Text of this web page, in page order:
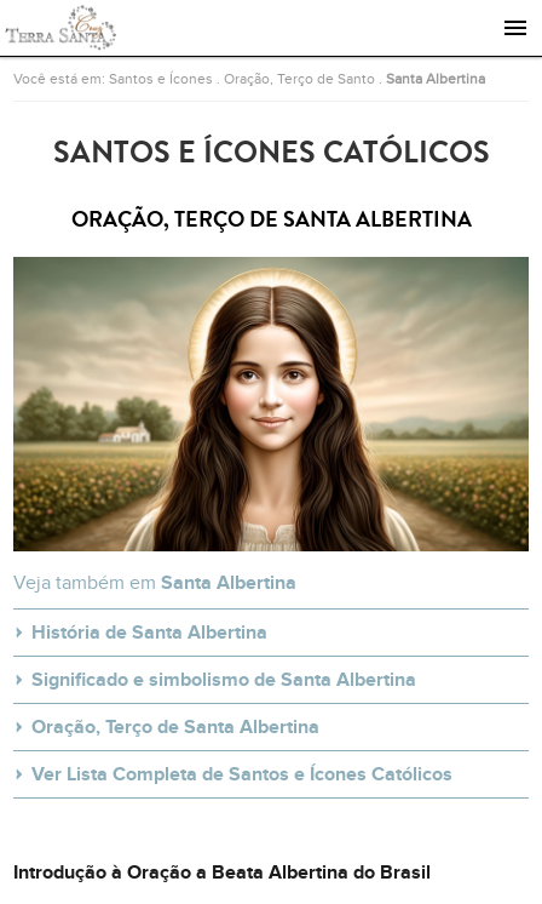
Ir para a página inicial
Você está em:Santos e Ícones .Oração, Terço de Santo .Santa Albertina
SANTOS E ÍCONES CATÓLICOS
ORAÇÃO, TERÇO DE SANTA ALBERTINA
Veja também emSanta Albertina
História de Santa Albertina
Significado e simbolismo de Santa Albertina
Oração, Terço de Santa Albertina
Ver Lista Completa de Santos e Ícones Católicos
Introdução à Oração a Beata Albertina do Brasil